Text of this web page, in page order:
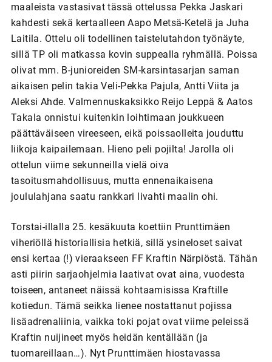
maaleista vastasivat tässä ottelussa Pekka Jaskari
kahdesti sekä kertaalleen Aapo Metsä-Ketelä ja Juha
Laitila. Ottelu oli todellinen taistelutahdon työnäyte,
sillä TP oli matkassa kovin suppealla ryhmällä. Poissa
olivat mm. B-junioreiden SM-karsintasarjan saman
aikaisen pelin takia Veli-Pekka Pajula, Antti Viita ja
Aleksi Ahde. Valmennuskaksikko Reijo Leppä & Aatos
Takala onnistui kuitenkin loihtimaan joukkueen
päättäväiseen vireeseen, eikä poissaolleita jouduttu
liikoja kaipailemaan. Hieno peli pojilta! Jarolla oli
ottelun viime sekunneilla vielä oiva
tasoitusmahdollisuus, mutta ennenaikaisena
joululahjana saatu rankkari livahti maalin ohi.
Torstai-illalla 25. kesäkuuta koettiin Prunttimäen
viheriöllä historiallisia hetkiä, sillä ysineloset saivat
ensi kertaa (!) vieraakseen FF Kraftin Närpiöstä. Tähän
asti piirin sarjaohjelmia laativat ovat aina, vuodesta
toiseen, antaneet näissä kohtaamisissa Kraftille
kotiedun. Tämä seikka lienee nostattanut pojissa
lisäadrenaliinia, vaikka toki pojat ovat viime peleissä
Kraftin nuijineet myös heidän kentällään (ja
tuomareillaan…). Nyt Prunttimäen hiostavassa